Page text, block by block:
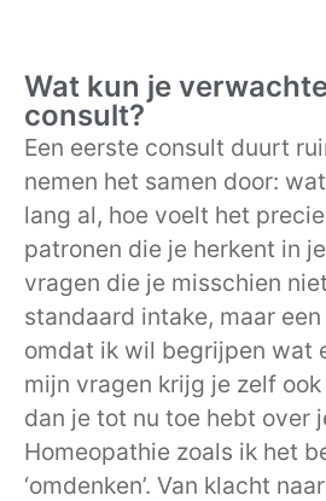
Wat kun je
consult?
Een eerste consult duurt
nemen het samen door:
lang al, hoe voelt het
patronen die je herkent in
vragen die je misschien
standaard intake, maar
omdat ik wil begrijpen wat
mijn vragen krijg je zelf
dan je tot nu toe hebt over
Homeopathie zoals ik het
‘omdenken’. Van klacht